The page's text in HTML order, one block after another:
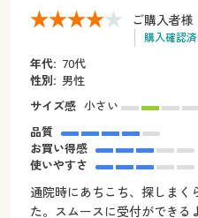
ご購入者様
購入確認
年代: 70代
性別: 男性
サイズ感 小さい
品質
お買い得感
使いやすさ
通院時にあちこち、探しまく
た。スムースに受付ができる